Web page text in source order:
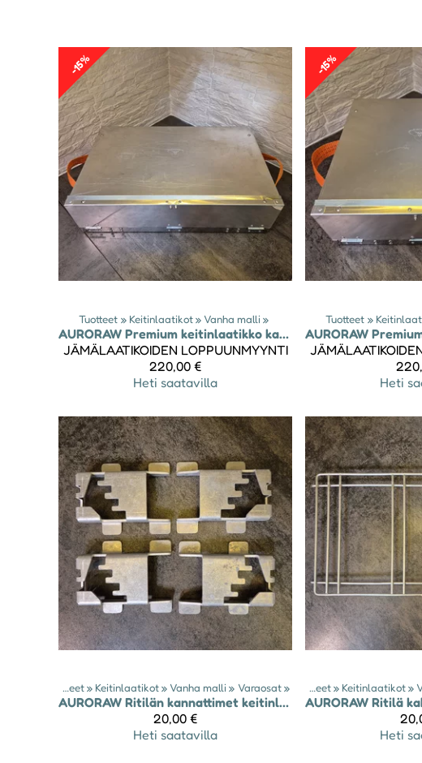
-15%
Tuotteet ‪» Keitinlaatikot‪»Vanha malli ‪»
AURORAW
Premium keitinlaatikko kahdelle keittimelle - malli 2024-25 (KÄYTETTY)
JÄMÄLAATIKOIDEN LOPPUUNMYYNTI
220,00 €
Heti saatavilla
-15%
Tuotteet ‪»
AURORAW
Heti
Tuotteet ‪» Keitinlaatikot‪» Vanha malli ‪» Varaosat ‪»
AURORAW
Ritilän kannattimet keitinlaatikkoon - malli 2024-25
20,00 €
Heti saatavilla
Tuotteet ‪» Keitinlaatikot‪»
AURORAW
Heti